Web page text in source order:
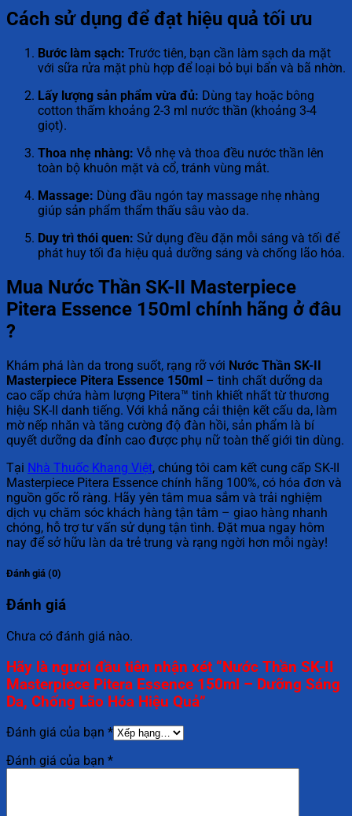
Cách sử dụng để đạt hiệu quả tối ưu
Bước làm sạch: Trước tiên, bạn cần làm sạch da mặt
với sữa rửa mặt phù hợp để loại bỏ bụi bẩn và bã nhờn.
Lấy lượng sản phẩm vừa đủ: Dùng tay hoặc bông
cotton thấm khoảng 2-3 ml nước thần (khoảng 3-4
giọt).
Thoa nhẹ nhàng: Vỗ nhẹ và thoa đều nước thần lên
toàn bộ khuôn mặt và cổ, tránh vùng mắt.
Massage: Dùng đầu ngón tay massage nhẹ nhàng
giúp sản phẩm thẩm thấu sâu vào da.
Duy trì thói quen: Sử dụng đều đặn mỗi sáng và tối để
phát huy tối đa hiệu quả dưỡng sáng và chống lão hóa.
Mua Nước Thần SK-II Masterpiece
Pitera Essence 150ml chính hãng ở đâu
?
Khám phá làn da trong suốt, rạng rỡ với Nước Thần SK-II
Masterpiece Pitera Essence 150ml – tinh chất dưỡng da
cao cấp chứa hàm lượng Pitera™ tinh khiết nhất từ thương
hiệu SK-II danh tiếng. Với khả năng cải thiện kết cấu da, làm
mờ nếp nhăn và tăng cường độ đàn hồi, sản phẩm là bí
quyết dưỡng da đỉnh cao được phụ nữ toàn thế giới tin dùng.
Tại Nhà Thuốc Khang Việt, chúng tôi cam kết cung cấp SK-II
Masterpiece Pitera Essence chính hãng 100%, có hóa đơn và
nguồn gốc rõ ràng. Hãy yên tâm mua sắm và trải nghiệm
dịch vụ chăm sóc khách hàng tận tâm – giao hàng nhanh
chóng, hỗ trợ tư vấn sử dụng tận tình. Đặt mua ngay hôm
nay để sở hữu làn da trẻ trung và rạng ngời hơn mỗi ngày!
Đánh giá (0)
Đánh giá
Chưa có đánh giá nào.
Hãy là người đầu tiên nhận xét “Nước Thần SK-II
Masterpiece Pitera Essence 150ml – Dưỡng Sáng
Da, Chống Lão Hóa Hiệu Quả”
Đánh giá của bạn *
Đánh giá của bạn *